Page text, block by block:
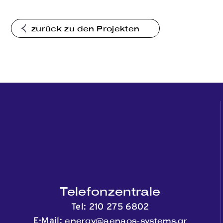
zurück zu den Projekten
Telefonzentrale
Tel: 210 275 6802
E-Mail:energy@aenaos-systems.gr